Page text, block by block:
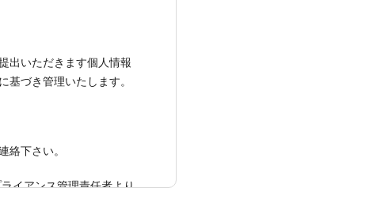
出いただきます個人情報
基づき管理いたします。
絡下さい。
イアンス管理責任者より